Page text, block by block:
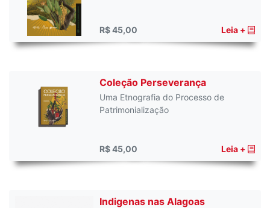
R$ 45,00 Leia +
Coleção Perseverança
Uma Etnografia do Processo de
Patrimonialização
R$ 45,00 Leia +
Indigenas nas Alagoas